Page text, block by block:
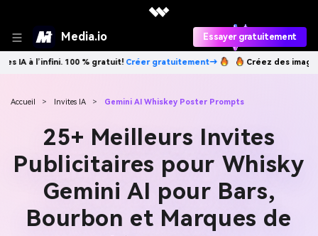
Media.io Essayer gratuitement
gratuitement→ Créez des images IA à l’infini. 100 % gratuit!
Accueil > Invites IA > Gemini AI Whiskey Poster Prompts
25+ Meilleurs Invites
Publicitaires pour Whisky
Gemini AI pour Bars,
Bourbon et Marques de